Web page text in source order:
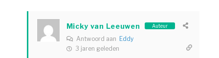
Micky van Leeuwen Auteur
Antwoord aan Eddy
3 jaren geleden